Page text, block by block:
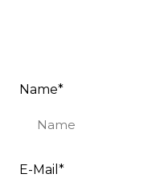
Name*
E-Mail *